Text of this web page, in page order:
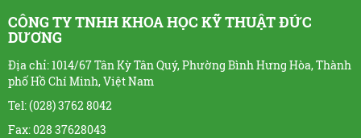
CÔNG TY TNHH KHOA HỌC KỸ THUẬT ĐỨC
DƯƠNG
Địa chỉ: 1014/67 Tân Kỳ Tân Quý, Phường Bình Hưng Hòa, Thành
phố Hồ Chí Minh, Việt Nam
Tel: (028) 3762 8042
Fax: 028 37628043